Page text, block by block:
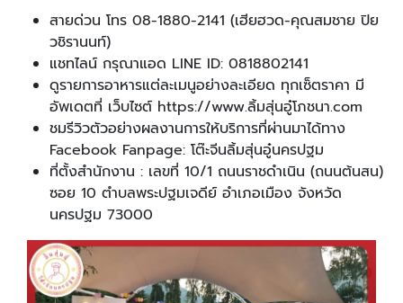
สายด่วน โทร 08-1880-2141 (เฮียฮวด-คุณสมชาย ปิย
วชิรานนท์)
แชทไลน์ กรุณาแอด LINE ID: 0818802141
ดูรายการอาหารแต่ละเมนูอย่างละเอียด ทุกเซ็ตราคา มี
อัพเดตที่ เว็บไซต์ https://www.ลิ้มสุ่นอู๋โภชนา.com
ชมรีวิวตัวอย่างผลงานการให้บริการที่ผ่านมาได้ทาง
Facebook Fanpage: โต๊ะจีนลิ้มสุ่นอู๋นครปฐม
ที่ตั้งสำนักงาน : เลขที่ 10/1 ถนนราชดำเนิน (ถนนต้นสน)
ซอย 10 ตำบลพระปฐมเจดีย์ อำเภอเมือง จังหวัด
นครปฐม 73000